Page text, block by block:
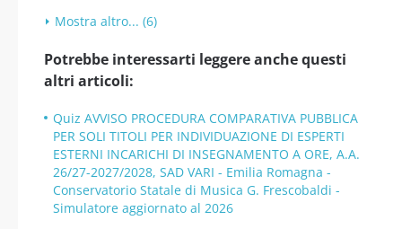
Mostra altro... (6)
Potrebbe interessarti leggere anche questi
altri articoli:
Quiz AVVISO PROCEDURA COMPARATIVA PUBBLICA
PER SOLI TITOLI PER INDIVIDUAZIONE DI ESPERTI
ESTERNI INCARICHI DI INSEGNAMENTO A ORE, A.A.
26/27-2027/2028, SAD VARI - Emilia Romagna -
Conservatorio Statale di Musica G. Frescobaldi -
Simulatore aggiornato al 2026